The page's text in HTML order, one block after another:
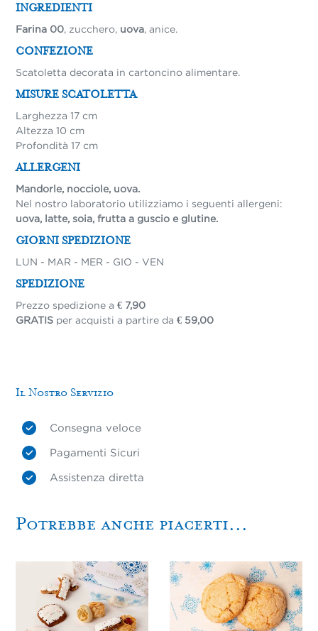
INGREDIENTI
Farina 00 , zucchero, uova , anice.
CONFEZIONE
Scatoletta decorata in cartoncino alimentare.
MISURE SCATOLETTA
Larghezza 17 cm
Altezza 10 cm
Profondità 17 cm
ALLERGENI
Mandorle, nocciole, uova.
Nel nostro laboratorio utilizziamo i seguenti allergeni:
uova, latte, soia, frutta a guscio e glutine.
GIORNI SPEDIZIONE
LUN - MAR - MER - GIO - VEN
SPEDIZIONE
Prezzo spedizione a € 7,90
GRATIS per acquisti a partire da € 59,00
Il Nostro Servizio
Consegna veloce
Pagamenti Sicuri
Assistenza diretta
Potrebbe anche piacerti...
Dolci
Sardi
1Kg
Amaretti
sardi
morbidi
(100g
-
300g)